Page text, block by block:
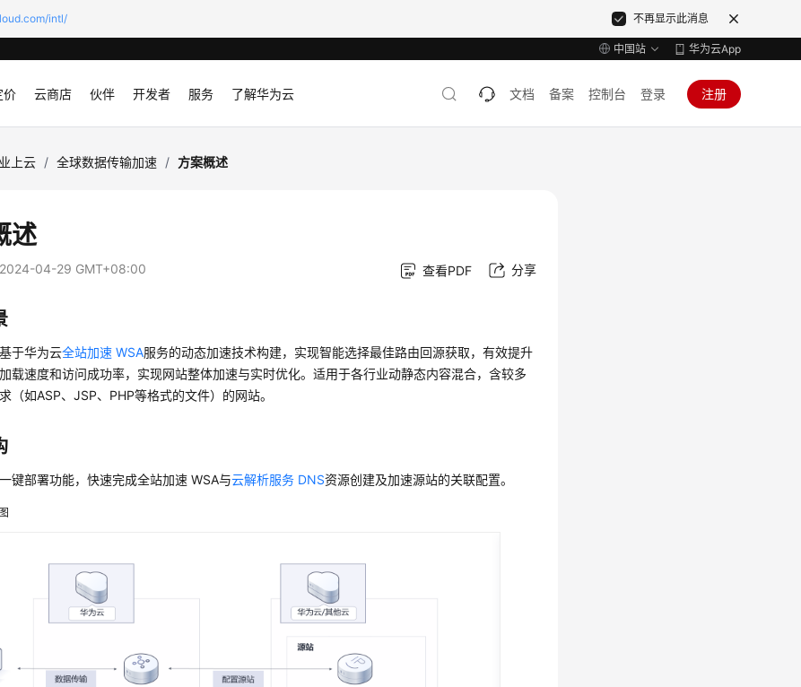
intl/ 不再显示此消息
中国站 华为云App
价 云商店 伙伴 开发者 服务 了解华为云 文档 备案 控制台 登录 注册
上云 / 全球数据传输加速 / 方案概述
述
2024-04-29 GMT+08:00 查看PDF 分享
于华为云全站加速 WSA服务的动态加速技术构建，实现智能选择最佳路由回源获取，有效提升
载速度和访问成功率，实现网站整体加速与实时优化。适用于各行业动静态内容混合，含较多
（如ASP、JSP、PHP等格式的文件）的网站。
键部署功能，快速完成全站加速 WSA与云解析服务 DNS资源创建及加速源站的关联配置。